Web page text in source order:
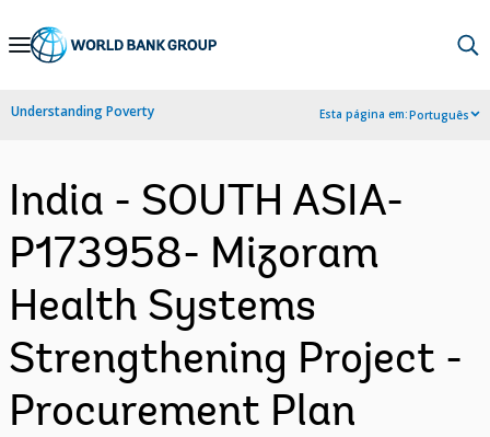
Skip
Navigation
Understanding Poverty Esta página em:Português
India - SOUTH ASIA-
P173958- Mizoram
Health Systems
Strengthening Project -
Procurement Plan